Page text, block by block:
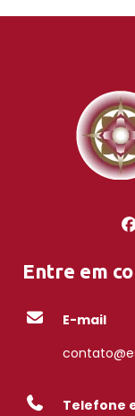
Entre em
E-mail
Telefone